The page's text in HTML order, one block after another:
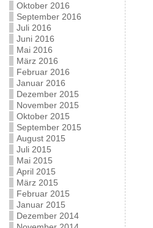
Oktober 2016
September 2016
Juli 2016
Juni 2016
Mai 2016
März 2016
Februar 2016
Januar 2016
Dezember 2015
November 2015
Oktober 2015
September 2015
August 2015
Juli 2015
Mai 2015
April 2015
März 2015
Februar 2015
Januar 2015
Dezember 2014